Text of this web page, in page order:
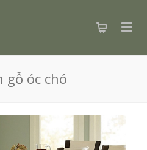
gỗ óc chó